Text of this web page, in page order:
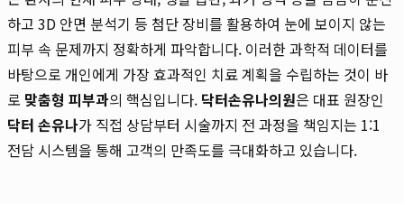
하고 3D 안면 분석기 등 첨단 장비를 활용하여 눈에 보이지 않는
피부 속 문제까지 정확하게 파악합니다. 이러한 과학적 데이터를
바탕으로 개인에게 가장 효과적인 치료 계획을 수립하는 것이 바
로 맞춤형 피부과의 핵심입니다. 닥터손유나의원은 대표 원장인
닥터 손유나가 직접 상담부터 시술까지 전 과정을 책임지는 1:1
전담 시스템을 통해 고객의 만족도를 극대화하고 있습니다.